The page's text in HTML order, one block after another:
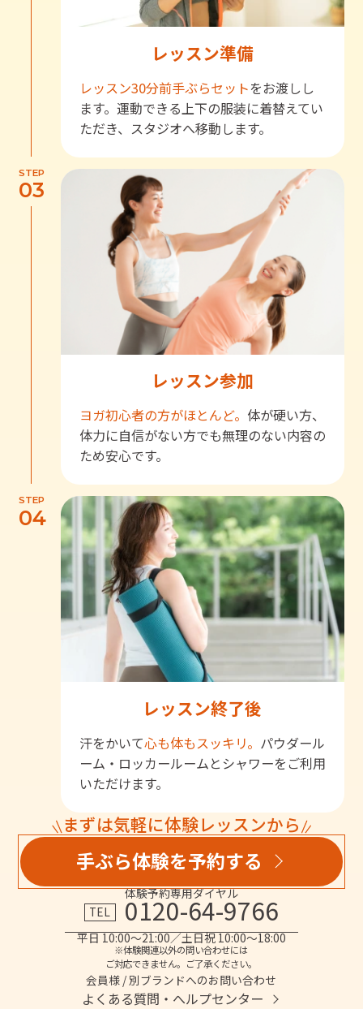
レッスン準備
レッスン30分前手ぶらセットをお渡しし
ます。運動できる上下の服装に着替えてい
ただき、スタジオへ移動します。
STEP
03
レッスン参加
ヨガ初心者の方がほとんど。 体が硬い方、
体力に自信がない方でも無理のない内容の
ため安心です。
STEP
04
レッスン終了後
汗をかいて心も体もスッキリ。 パウダール
ーム・ロッカールームとシャワーをご利用
いただけます。
まずは気軽に体験レッスンから
手ぶら体験を予約する
体験予約専用ダイヤル
TEL
0120-64-9766
平日 10:00～21:00／土日祝 10:00～18:00
※体験関連以外の問い合わせには
ご対応できません。ご了承ください。
会員様 / 別ブランドへのお問い合わせ
よくある質問・へルプセンター